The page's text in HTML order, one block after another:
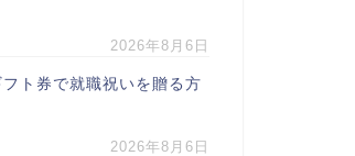
2026年8月6日
ト券で就職祝いを贈る方
2026年8月6日